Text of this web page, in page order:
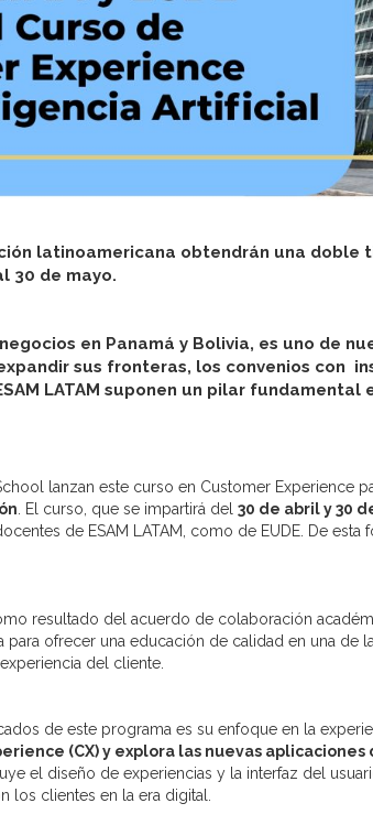
latinoamericana obtendrán una doble
30 de mayo.
negocios en Panamá y Bolivia, es uno de
expandir sus fronteras, los convenios con
LATAM suponen un pilar
lanzan este curso en Customer Experience
. El curso, que se impartirá del 30 de abril y 30
de ESAM LATAM, como de EUDE. De esta
resultado del acuerdo de colaboración
para ofrecer una educación de calidad en una de
del cliente.
de este programa es su enfoque en la
(CX) y explora las nuevas
el diseño de experiencias y la interfaz del
clientes en la era digital.